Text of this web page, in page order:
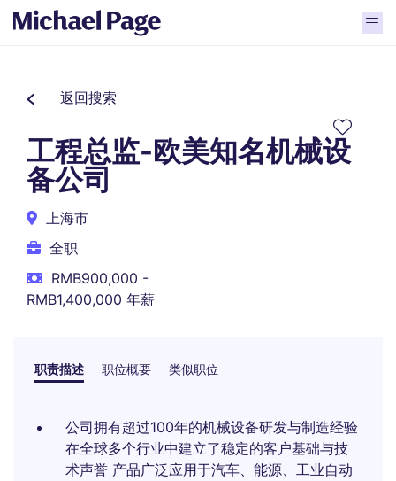
返回搜索
工程总监-欧美知名机械设
备公司
上海市
全职
RMB900,000 -
RMB1,400,000 年薪
职责描述 职位概要 类似职位
公司拥有超过100年的机械设备研发与制造经验
在全球多个行业中建立了稳定的客户基础与技
术声誉 产品广泛应用于汽车、能源、工业自动